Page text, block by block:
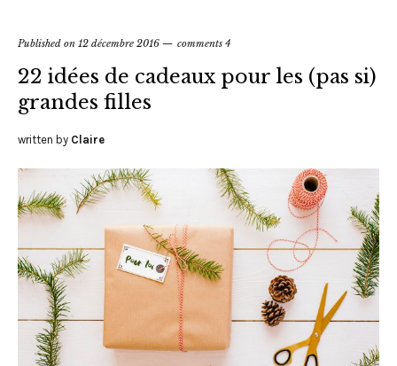
Published on 12 décembre 2016 comments 4
22 idées de cadeaux pour les (pas si)
grandes filles
written by Claire